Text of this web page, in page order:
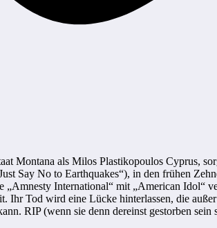
Montana als Milos Plastikopoulos Cyprus,
Say No to Earthquakes“), in den frühen
International“ mit „American Idol“
Tod wird eine Lücke hinterlassen, die
RIP (wenn sie denn dereinst gestorben sein